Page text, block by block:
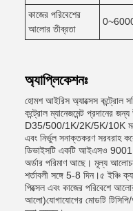
কাজের পরিবেশের
আলোর তীব্রতা
অ্যাপ্লিকেশনঃ
হোমশ আইরিস অ্যাক্সেস কন্ট্রোল
কন্ট্রোল ম্যানেজমেন্ট প্রদানের
D35/500/1K/2K/5K/10K
এবং নির্ভুল সনাক্তকরণ
ডিভাইসটি একটি আইএসও 9001
অর্ডার পরিমাণ আছে। মূল্য
শর্তাবলী সঙ্গে 5-8 দিন।৫ ইঞ্চি
পিক্সেল এবং কাজের পরিবেশে
আলো)যোগাযোগের মোডটি